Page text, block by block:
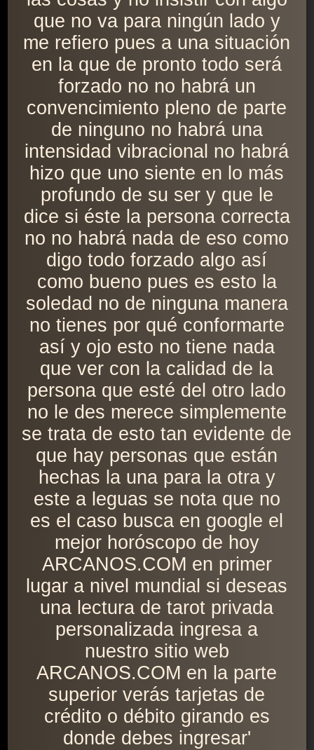
que no va para ningún lado y
me refiero pues a una situación
en la que de pronto todo será
forzado no no habrá un
convencimiento pleno de parte
de ninguno no habrá una
intensidad vibracional no habrá
hizo que uno siente en lo más
profundo de su ser y que le
dice si éste la persona correcta
no no habrá nada de eso como
digo todo forzado algo así
como bueno pues es esto la
soledad no de ninguna manera
no tienes por qué conformarte
así y ojo esto no tiene nada
que ver con la calidad de la
persona que esté del otro lado
no le des merece simplemente
se trata de esto tan evidente de
que hay personas que están
hechas la una para la otra y
este a leguas se nota que no
es el caso busca en google el
mejor horóscopo de hoy
ARCANOS.COM en primer
lugar a nivel mundial si deseas
una lectura de tarot privada
personalizada ingresa a
nuestro sitio web
ARCANOS.COM en la parte
superior verás tarjetas de
crédito o débito girando es
donde debes ingresar'